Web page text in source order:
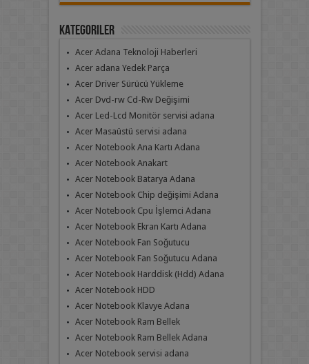
Kategoriler
Acer Adana Teknoloji Haberleri
Acer adana Yedek Parça
Acer Driver Sürücü Yükleme
Acer Dvd-rw Cd-Rw Değişimi
Acer Led-Lcd Monitör servisi adana
Acer Masaüstü servisi adana
Acer Notebook Ana Kartı Adana
Acer Notebook Anakart
Acer Notebook Batarya Adana
Acer Notebook Chip değişimi Adana
Acer Notebook Cpu İşlemci Adana
Acer Notebook Ekran Kartı Adana
Acer Notebook Fan Soğutucu
Acer Notebook Fan Soğutucu Adana
Acer Notebook Harddisk (Hdd) Adana
Acer Notebook HDD
Acer Notebook Klavye Adana
Acer Notebook Ram Bellek
Acer Notebook Ram Bellek Adana
Acer Notebook servisi adana